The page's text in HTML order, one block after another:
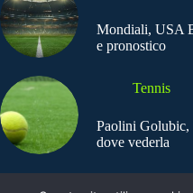
Mondiali, USA
e pronostico
Tennis
Paolini Golubic,
dove vederla